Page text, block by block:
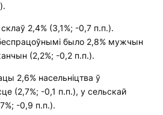
2,4% (3,1%; -0,7 п.п.).
было 2,8% мужчын
(2,2%; -0,2 п.п.).
2,6% насельніцтва ў
(2,7%; -0,1 п.п.), у сельскай
-0,9 п.п.).